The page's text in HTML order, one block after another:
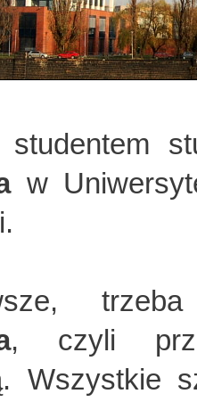
w
, czyli
Wszystkie